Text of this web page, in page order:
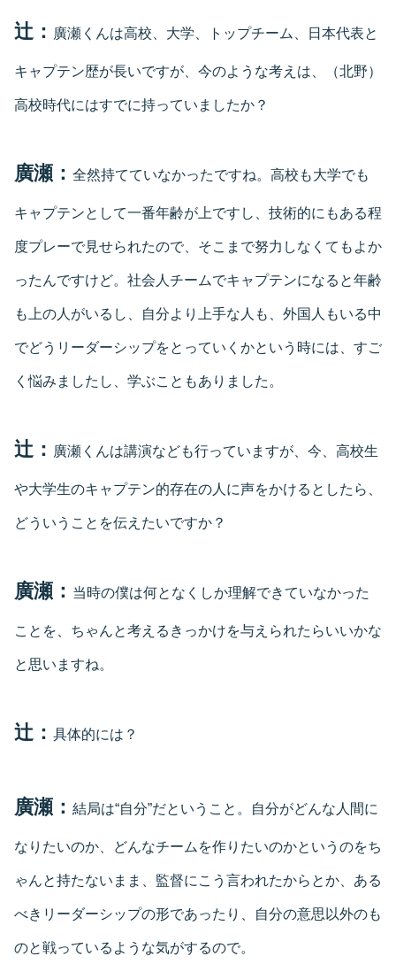
辻： 廣瀬くんは高校、大学、トップチーム、日本代表と
キャプテン歴が長いですが、今のような考えは、（北野）
高校時代にはすでに持っていましたか？
廣瀬： 全然持てていなかったですね。高校も大学でも
キャプテンとして一番年齢が上ですし、技術的にもある程
度プレーで見せられたので、そこまで努力しなくてもよか
ったんですけど。社会人チームでキャプテンになると年齢
も上の人がいるし、自分より上手な人も、外国人もいる中
でどうリーダーシップをとっていくかという時には、すご
く悩みましたし、学ぶこともありました。
辻： 廣瀬くんは講演なども行っていますが、今、高校生
や大学生のキャプテン的存在の人に声をかけるとしたら、
どういうことを伝えたいですか？
廣瀬： 当時の僕は何となくしか理解できていなかった
ことを、ちゃんと考えるきっかけを与えられたらいいかな
と思いますね。
辻： 具体的には？
廣瀬： 結局は“自分”だということ。自分がどんな人間に
なりたいのか、どんなチームを作りたいのかというのをち
ゃんと持たないまま、監督にこう言われたからとか、ある
べきリーダーシップの形であったり、自分の意思以外のも
のと戦っているような気がするので。